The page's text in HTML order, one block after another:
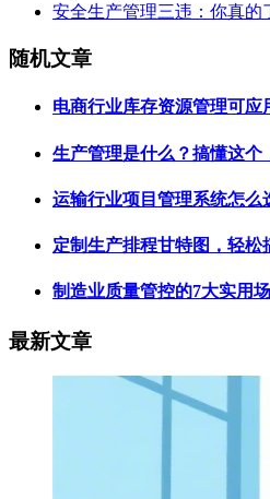
安全生产管理三违：你真的
随机文章
电商行业库存资源管理可应
生产管理是什么？搞懂这个
运输行业项目管理系统怎么
定制生产排程甘特图，轻松
制造业质量管控的7大实用
最新文章